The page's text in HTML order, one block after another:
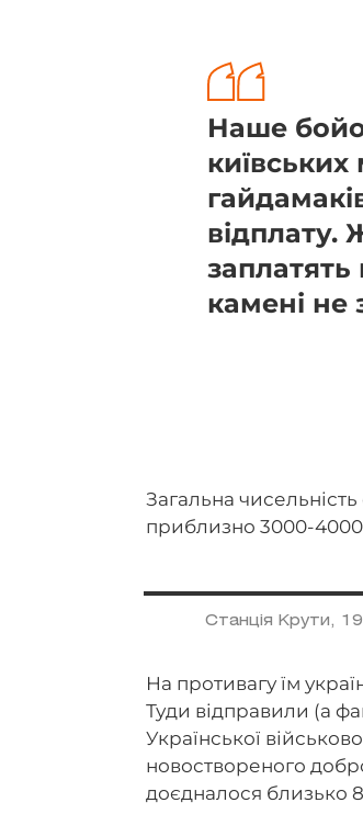
Наше
камені
Загальна
приблизно 3000-
Станція Крути,
На противагу їм
Туди відправили (а
Української
новоствореного
доєдналося близько